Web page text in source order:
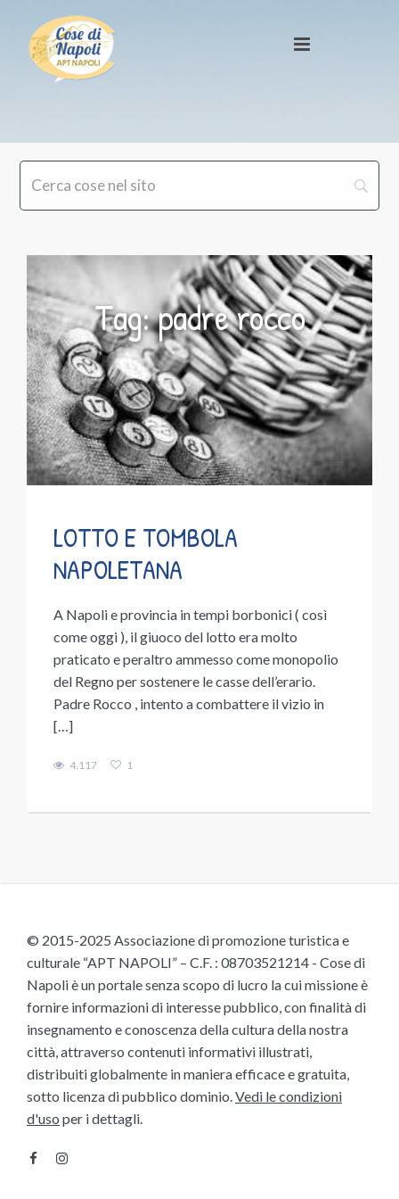
Tag: padre rocco
LOTTO E TOMBOLA
NAPOLETANA
A Napoli e provincia in tempi borbonici ( così
come oggi ), il giuoco del lotto era molto
praticato e peraltro ammesso come monopolio
del Regno per sostenere le casse dell’erario.
Padre Rocco , intento a combattere il vizio in
[…]
4.117 1
© 2015-2025 Associazione di promozione turistica e
culturale “APT NAPOLI” – C.F. : 08703521214 - Cose di
Napoli è un portale senza scopo di lucro la cui missione è
fornire informazioni di interesse pubblico, con finalità di
insegnamento e conoscenza della cultura della nostra
città, attraverso contenuti informativi illustrati,
distribuiti globalmente in maniera efficace e gratuita,
sotto licenza di pubblico dominio.Vedi le condizioni
d'uso per i dettagli.